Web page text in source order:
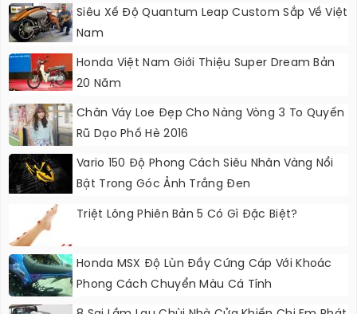
Siêu Xế Độ Quantum Leap Custom Sắp Về Việt
Nam
Honda Việt Nam Giới Thiệu Super Dream Bản
20 Năm
Chân Váy Loe Đẹp Cho Nàng Vòng 3 To Quyến
Rũ Dạo Phố Hè 2016
Vario 150 Độ Phong Cách Siêu Nhân Vàng Nổi
Bật Trong Góc Ảnh Trắng Đen
Triệt Lông Phiên Bản 5 Có Gì Đặc Biệt?
Honda MSX Độ Lùn Đầy Cứng Cáp Với Khoác
Phong Cách Chuyển Màu Cá Tính